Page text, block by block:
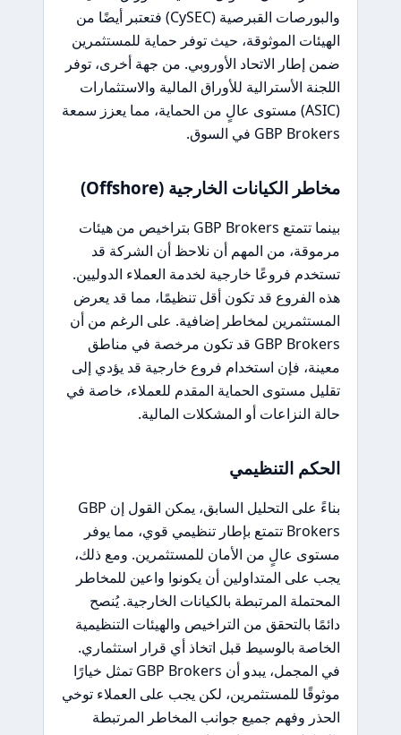
والبورصات القبرصية (CySEC) فتعتبر أيضًا من
الهيئات الموثوقة، حيث توفر حماية للمستثمرين
ضمن إطار الاتحاد الأوروبي. من جهة أخرى، توفر
اللجنة الأسترالية للأوراق المالية والاستثمارات
(ASIC) مستوى عالٍ من الحماية، مما يعزز سمعة
GBP Brokers في السوق.
مخاطر الكيانات الخارجية (Offshore)
بينما تتمتع GBP Brokers بتراخيص من هيئات
مرموقة، من المهم أن نلاحظ أن الشركة قد
تستخدم فروعًا خارجية لخدمة العملاء الدوليين.
هذه الفروع قد تكون أقل تنظيمًا، مما قد يعرض
المستثمرين لمخاطر إضافية. على الرغم من أن
GBP Brokers قد تكون مرخصة في مناطق
معينة، فإن استخدام فروع خارجية قد يؤدي إلى
تقليل مستوى الحماية المقدم للعملاء، خاصة في
حالة النزاعات أو المشكلات المالية.
الحكم التنظيمي
بناءً على التحليل السابق، يمكن القول إن GBP
Brokers تتمتع بإطار تنظيمي قوي، مما يوفر
مستوى عالٍ من الأمان للمستثمرين. ومع ذلك،
يجب على المتداولين أن يكونوا واعين للمخاطر
المحتملة المرتبطة بالكيانات الخارجية. يُنصح
دائمًا بالتحقق من التراخيص والهيئات التنظيمية
الخاصة بالوسيط قبل اتخاذ أي قرار استثماري.
في المجمل، يبدو أن GBP Brokers تمثل خيارًا
موثوقًا للمستثمرين، لكن يجب على العملاء توخي
الحذر وفهم جميع جوانب المخاطر المرتبطة